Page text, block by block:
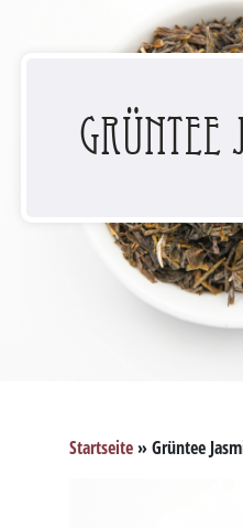
Grüntee
Startseite »Grüntee